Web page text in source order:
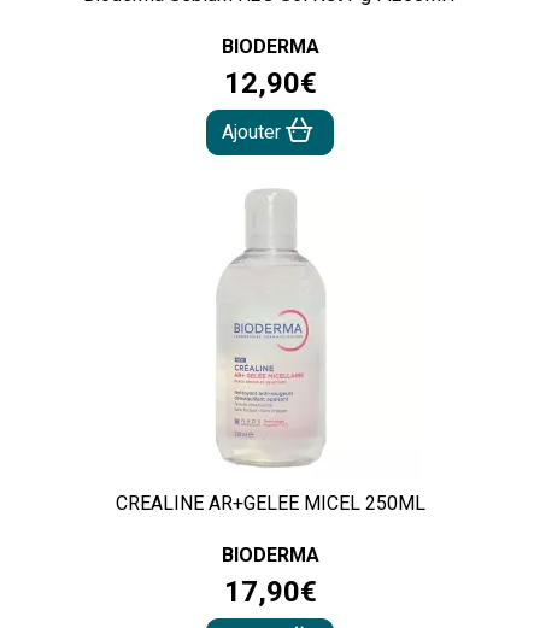
BIODERMA
12,90€
Ajouter
CREALINE AR+GELEE MICEL 250ML
BIODERMA
17,90€